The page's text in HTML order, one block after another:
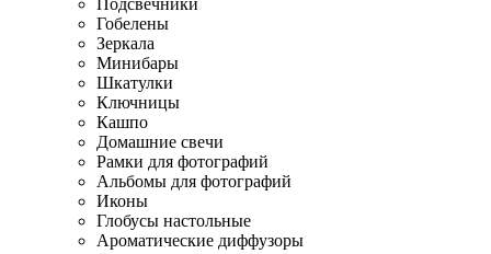
Подсвечники
Гобелены
Зеркала
Минибары
Шкатулки
Ключницы
Кашпо
Домашние свечи
Рамки для фотографий
Альбомы для фотографий
Иконы
Глобусы настольные
Ароматические диффузоры